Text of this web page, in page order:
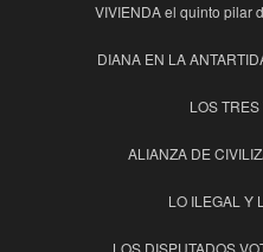
VIVIENDA el quinto pilar
DIANA EN LA
LOS
ALIANZA DE
LO ILEGAL Y